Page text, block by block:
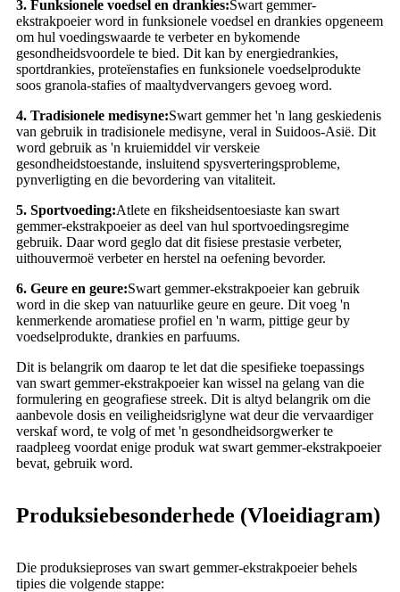
3. Funksionele voedsel en drankies:Swart gemmer-
ekstrakpoeier word in funksionele voedsel en drankies opgeneem
om hul voedingswaarde te verbeter en bykomende
gesondheidsvoordele te bied. Dit kan by energiedrankies,
sportdrankies, proteïenstafies en funksionele voedselprodukte
soos granola-stafies of maaltydvervangers gevoeg word.
4. Tradisionele medisyne:Swart gemmer het 'n lang geskiedenis
van gebruik in tradisionele medisyne, veral in Suidoos-Asië. Dit
word gebruik as 'n kruiemiddel vir verskeie
gesondheidstoestande, insluitend spysverteringsprobleme,
pynverligting en die bevordering van vitaliteit.
5. Sportvoeding:Atlete en fiksheidsentoesiaste kan swart
gemmer-ekstrakpoeier as deel van hul sportvoedingsregime
gebruik. Daar word geglo dat dit fisiese prestasie verbeter,
uithouvermoë verbeter en herstel na oefening bevorder.
6. Geure en geure:Swart gemmer-ekstrakpoeier kan gebruik
word in die skep van natuurlike geure en geure. Dit voeg 'n
kenmerkende aromatiese profiel en 'n warm, pittige geur by
voedselprodukte, drankies en parfuums.
Dit is belangrik om daarop te let dat die spesifieke toepassings
van swart gemmer-ekstrakpoeier kan wissel na gelang van die
formulering en geografiese streek. Dit is altyd belangrik om die
aanbevole dosis en veiligheidsriglyne wat deur die vervaardiger
verskaf word, te volg of met 'n gesondheidsorgwerker te
raadpleeg voordat enige produk wat swart gemmer-ekstrakpoeier
bevat, gebruik word.
Produksiebesonderhede (Vloeidiagram)
Die produksieproses van swart gemmer-ekstrakpoeier behels
tipies die volgende stappe: